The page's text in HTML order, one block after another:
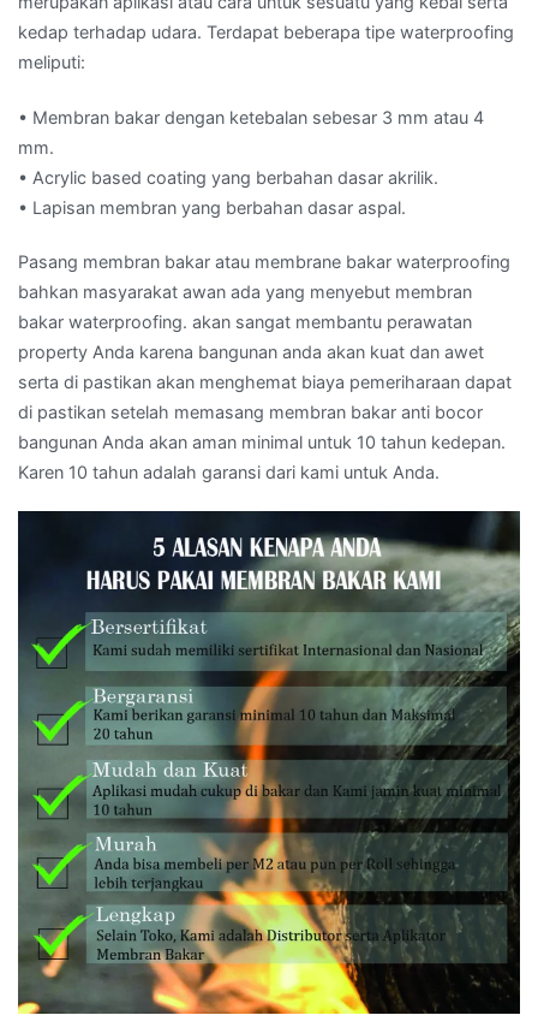
kedap terhadap udara. Terdapat beberapa tipe waterproofing
meliputi:
• Membran bakar dengan ketebalan sebesar 3 mm atau 4
mm.
• Acrylic based coating yang berbahan dasar akrilik.
• Lapisan membran yang berbahan dasar aspal.
Pasang membran bakar atau membrane bakar waterproofing
bahkan masyarakat awan ada yang menyebut membran
bakar waterproofing. akan sangat membantu perawatan
property Anda karena bangunan anda akan kuat dan awet
serta di pastikan akan menghemat biaya pemeriharaan dapat
di pastikan setelah memasang membran bakar anti bocor
bangunan Anda akan aman minimal untuk 10 tahun kedepan.
Karen 10 tahun adalah garansi dari kami untuk Anda.